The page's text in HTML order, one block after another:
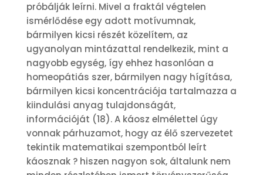
próbálják leírni. Mivel a fraktál végtelen
ismérlődése egy adott motívumnak,
bármilyen kicsi részét közelítem, az
ugyanolyan mintázattal rendelkezik, mint a
nagyobb egység, így ehhez hasonlóan a
homeopátiás szer, bármilyen nagy hígítása,
bármilyen kicsi koncentrációja tartalmazza a
kiindulási anyag tulajdonságát,
információját (18). A káosz elmélettel úgy
vonnak párhuzamot, hogy az élő szervezetet
tekintik matematikai szempontból leírt
káosznak ? hiszen nagyon sok, általunk nem